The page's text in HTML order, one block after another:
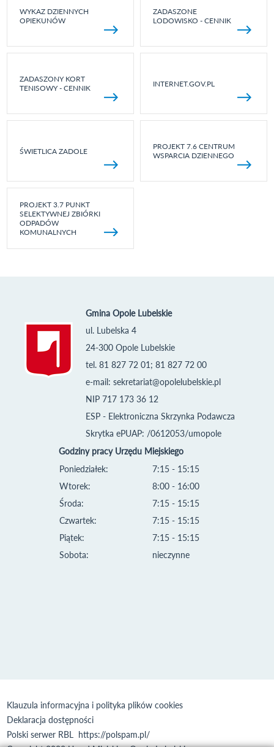
WYKAZ DZIENNYCH
OPIEKUNÓW
ZADASZONE
LODOWISKO - CENNIK
ZADASZONY KORT
TENISOWY - CENNIK
INTERNET.GOV.PL
ŚWIETLICA ZADOLE
PROJEKT 7.6 CENTRUM
WSPARCIA DZIENNEGO
PROJEKT 3.7 PUNKT
SELEKTYWNEJ ZBIÓRKI
ODPADÓW
KOMUNALNYCH
Gmina Opole Lubelskie
ul. Lubelska 4
24-300 Opole Lubelskie
tel. 81 827 72 01; 81 827 72 00
e-mail: sekretariat@opolelubelskie.pl
NIP 717 173 36 12
ESP - Elektroniczna Skrzynka Podawcza
Skrytka ePUAP: /0612053/umopole
Godziny pracy Urzędu Miejskiego
Poniedziałek:
Wtorek:
Środa:
Czwartek:
Piątek:
Sobota:
7:15 - 15:15
8:00 - 16:00
7:15 - 15:15
7:15 - 15:15
7:15 - 15:15
nieczynne
Klauzula informacyjna i polityka plików cookies
Deklaracja dostępności
Polski serwer RBL https://polspam.pl/